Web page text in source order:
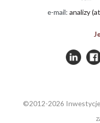
e-mail: analizy
©2012-2026